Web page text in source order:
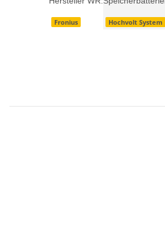
Fronius Hochvolt System